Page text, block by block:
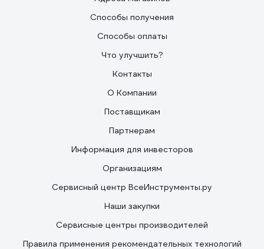
Способы получения
Способы оплаты
Что улучшить?
Контакты
О Компании
Поставщикам
Партнерам
Информация для инвесторов
Организациям
Сервисный центр ВсеИнструменты.ру
Наши закупки
Сервисные центры производителей
Правила применения рекомендательных технологий